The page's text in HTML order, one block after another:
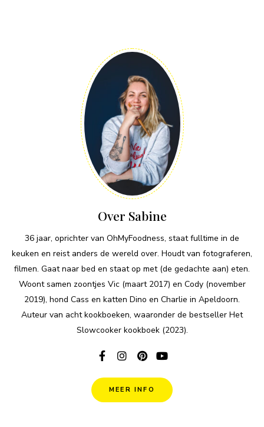
Over Sabine
36 jaar, oprichter van OhMyFoodness, staat fulltime in de
keuken en reist anders de wereld over. Houdt van fotograferen,
filmen. Gaat naar bed en staat op met (de gedachte aan) eten.
Woont samen zoontjes Vic (maart 2017) en Cody (november
2019), hond Cass en katten Dino en Charlie in Apeldoorn.
Auteur van acht kookboeken, waaronder de bestseller Het
Slowcooker kookboek (2023).
MEER INFO